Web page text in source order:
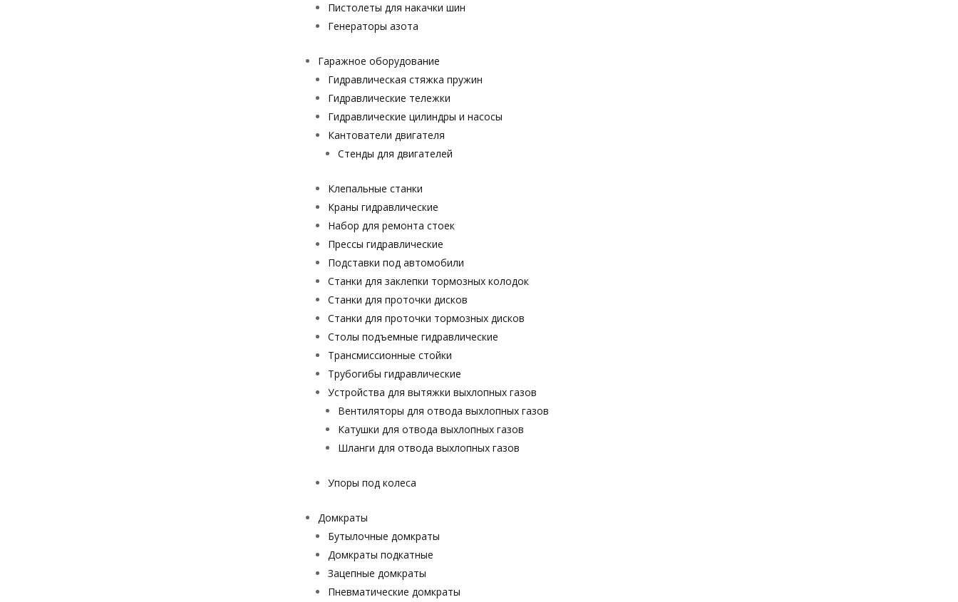
Пистолеты для накачки шин
Генераторы азота
Гаражное оборудование
Гидравлическая стяжка пружин
Гидравлические тележки
Гидравлические цилиндры и насосы
Кантователи двигателя
Стенды для двигателей
Клепальные станки
Краны гидравлические
Набор для ремонта стоек
Прессы гидравлические
Подставки под автомобили
Станки для заклепки тормозных колодок
Станки для проточки дисков
Станки для проточки тормозных дисков
Столы подъемные гидравлические
Трансмиссионные стойки
Трубогибы гидравлические
Устройства для вытяжки выхлопных газов
Вентиляторы для отвода выхлопных газов
Катушки для отвода выхлопных газов
Шланги для отвода выхлопных газов
Упоры под колеса
Домкраты
Бутылочные домкраты
Домкраты подкатные
Зацепные домкраты
Пневматические домкраты